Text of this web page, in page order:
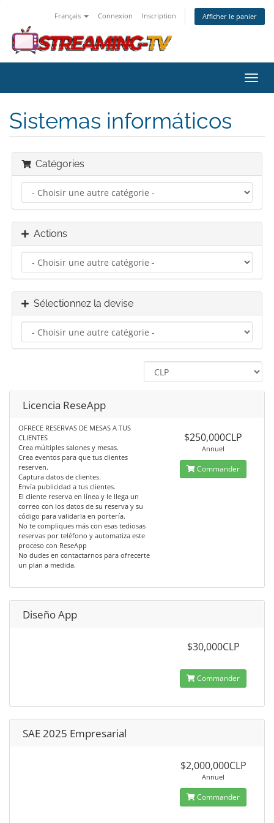
Français Connexion Inscription Afficher le panier
la
Sistemas informáticos
Catégories
Actions
Sélectionnez la devise
Licencia ReseApp
OFRECE RESERVAS DE MESAS A TUS
CLIENTES
Crea múltiples salones y mesas.
Crea eventos para que tus clientes
reserven.
Captura datos de clientes.
Envía publicidad a tus clientes.
El cliente reserva en línea y le llega un
correo con los datos de su reserva y su
código para validarla en portería.
No te compliques más con esas tediosas
reservas por teléfono y automatiza este
proceso con ReseApp
No dudes en contactarnos para ofrecerte
un plan a medida.
$250,000CLP
Annuel
Commander
Diseño App
$30,000CLP
Commander
SAE 2025 Empresarial
$2,000,000CLP
Annuel
Commander